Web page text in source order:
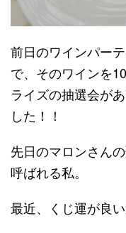
前日のワインパー
で、そのワインを
ライズの抽選会が
した！！
先日のマロンさん
呼ばれる私。
最近、くじ運が良い